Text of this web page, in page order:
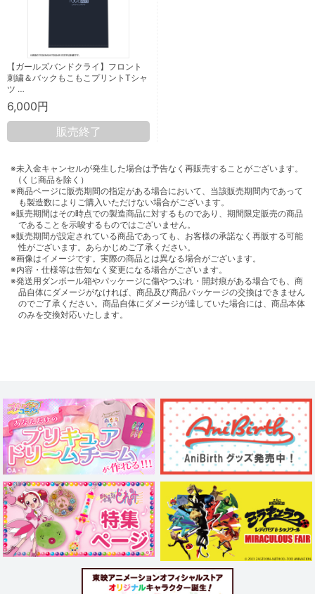
【ガールズバンドクライ】フロント
刺繍＆バックもこもこプリントTシャ
ツ …
6,000円
販売終了
※未入金キャンセルが発生した場合は予告なく再販売することがございます。
(くじ商品を除く）
※商品ページに販売期間の指定がある場合において、当該販売期間内であって
も製造数によりご購入いただけない場合がございます。
※販売期間はその時点での製造商品に対するものであり、期間限定販売の商品
であることを示唆するものではございません。
※販売期間が設定されている商品であっても、お客様の承諾なく再販する可能
性がございます。あらかじめご了承ください。
※画像はイメージです。実際の商品とは異なる場合がございます。
※内容・仕様等は告知なく変更になる場合がございます。
※発送用ダンボール箱やパッケージに傷やつぶれ・開封痕がある場合でも、商
品自体にダメージがなければ、商品及び商品パッケージの交換はできません
のでご了承ください。商品自体にダメージが達していた場合には、商品本体
のみを交換対応いたします。